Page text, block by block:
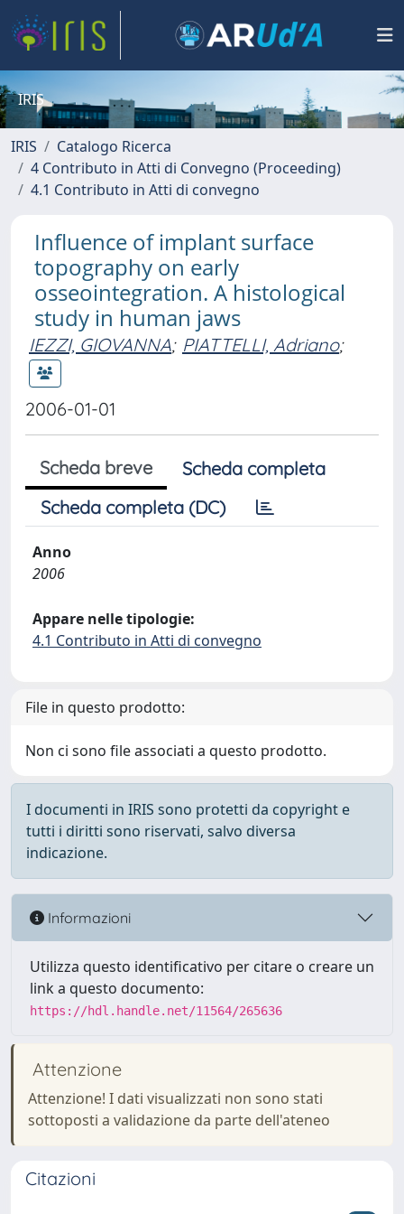
IRIS
IRIS
Catalogo Ricerca
4 Contributo in Atti di Convegno (Proceeding)
4.1 Contributo in Atti di convegno
Influence of implant surface
topography on early
osseointegration. A histological
study in human jaws
IEZZI, GIOVANNA; PIATTELLI, Adriano;
2006-01-01
Scheda breve
Scheda completa
Scheda completa (DC)
Anno
2006
Appare nelle tipologie:
4.1 Contributo in Atti di convegno
File in questo prodotto:
Non ci sono file associati a questo prodotto.
I documenti in IRIS sono protetti da copyright e
tutti i diritti sono riservati, salvo diversa
indicazione.
Informazioni
Utilizza questo identificativo per citare o creare un
link a questo documento:
https://hdl.handle.net/11564/265636
Attenzione
Attenzione! I dati visualizzati non sono stati
sottoposti a validazione da parte dell'ateneo
Citazioni